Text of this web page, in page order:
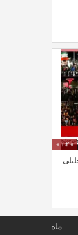
01:40
ماه